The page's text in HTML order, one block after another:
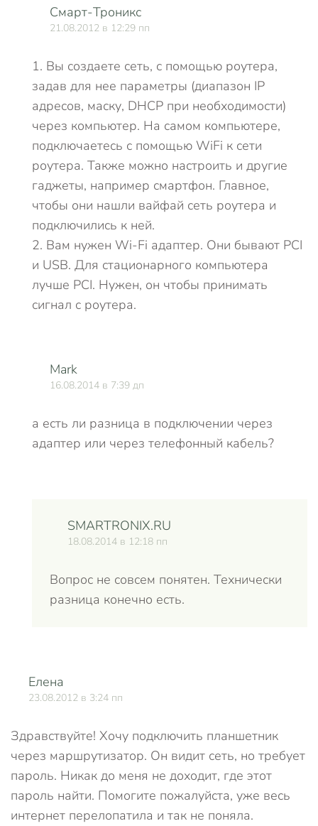
Смарт-Троникс
21.08.2012 в 12:29 пп
1. Вы создаете сеть, с помощью роутера,
задав для нее параметры (диапазон IP
адресов, маску, DHCP при необходимости)
через компьютер. На самом компьютере,
подключаетесь с помощью WiFi к сети
роутера. Также можно настроить и другие
гаджеты, например смартфон. Главное,
чтобы они нашли вайфай сеть роутера и
подключились к ней.
2. Вам нужен Wi-Fi адаптер. Они бывают PCI
и USB. Для стационарного компьютера
лучше PCI. Нужен, он чтобы принимать
сигнал с роутера.
Mark
16.08.2014 в 7:39 дп
а есть ли разница в подключении через
адаптер или через телефонный кабель?
SMARTRONIX.RU
18.08.2014 в 12:18 пп
Вопрос не совсем понятен. Технически
разница конечно есть.
Елена
23.08.2012 в 3:24 пп
Здравствуйте! Хочу подключить планшетник
через маршрутизатор. Он видит сеть, но требует
пароль. Никак до меня не доходит, где этот
пароль найти. Помогите пожалуйста, уже весь
интернет перелопатила и так не поняла.